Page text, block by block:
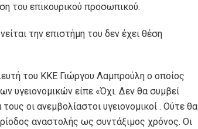
του επικουρικού προσωπικού.
την επιστήμη του δεν έχει θέση
του ΚΚΕ Γιώργου Λαμπρούλη ο οποίος
υγειονομικών είπε «Όχι. Δεν θα συμβεί
οι ανεμβολίαστοι υγειονομικοί . Ούτε θα
αναστολής ως συντάξιμος χρόνος. Οι